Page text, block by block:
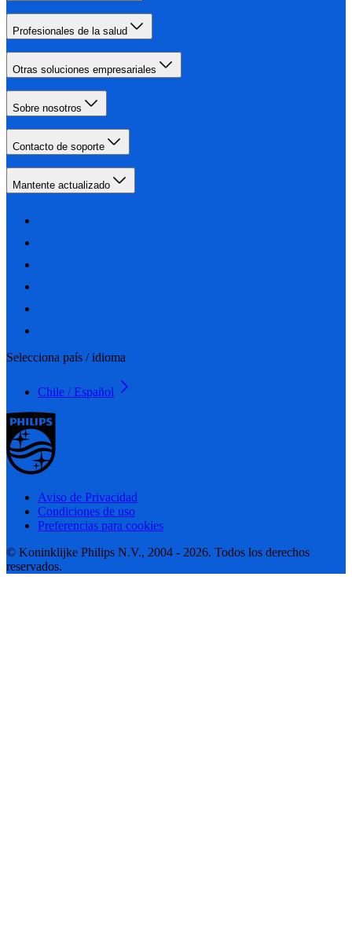
Profesionales de la salud
Otras soluciones empresariales
Sobre nosotros
Contacto de soporte
Mantente actualizado
Selecciona país / idioma
Chile / Español
Aviso de Privacidad
Condiciones de uso
Preferencias para cookies
© Koninklijke Philips N.V., 2004 - 2026. Todos los derechos
reservados.